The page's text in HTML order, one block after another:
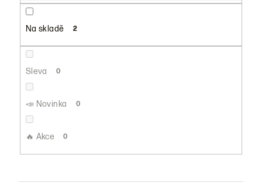
Na skladě 2
Sleva 0
📣 Novinka 0
🔥 Akce 0